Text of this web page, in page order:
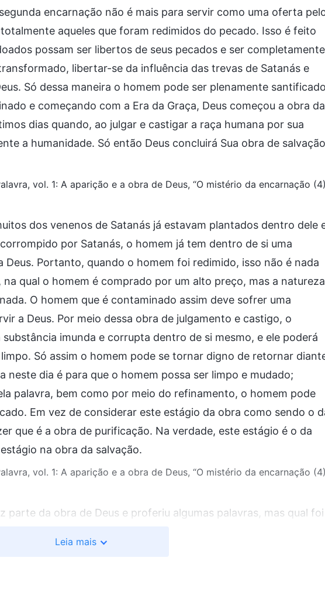
encarnação não é mais para servir como uma oferta
aqueles que foram redimidos do pecado. Isso é feito
possam ser libertos de seus pecados e ser completamente
libertar-se da influência das trevas de Satanás e
Só dessa maneira o homem pode ser plenamente
e começando com a Era da Graça, Deus começou a obra da
dias quando, ao julgar e castigar a raça humana por sua
a humanidade. Só então Deus concluirá Sua obra de salvação
vol. 1: A aparição e a obra de Deus, “O mistério da encarnação
dos venenos de Satanás já estavam plantados dentro dele
por Satanás, o homem já tem dentro de si uma
Deus. Portanto, quando o homem foi redimido, isso não é nada
qual o homem é comprado por um alto preço, mas a natureza
O homem que é contaminado assim deve sofrer uma
a Deus. Por meio dessa obra de julgamento e castigo, o
imunda e corrupta dentro de si mesmo, e ele poderá
Só assim o homem pode se tornar digno de retornar
neste dia é para que o homem possa ser limpo e mudado;
palavra, bem como por meio do refinamento, o homem pode
Em vez de considerar este estágio da obra como sendo o
que é a obra de purificação. Na verdade, este estágio é o da
na obra da salvação.
vol. 1: A aparição e a obra de Deus, “O mistério da encarnação
parte da obra de Deus e proferiu algumas palavras, mas qual foi
Ele forneceu o caminho da cruz para guiar os que vieram
para completar a obra de redenção. Ele redimiu toda a
Leia mais